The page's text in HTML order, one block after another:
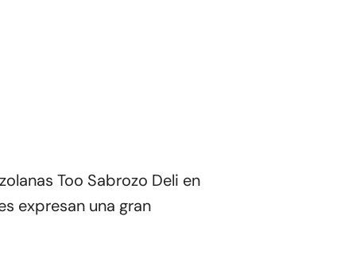
Too Sabrozo Deli en
expresan una gran